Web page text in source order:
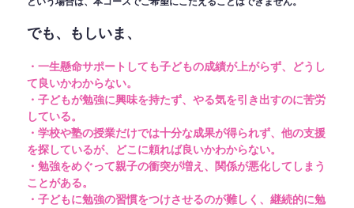
でも、もしいま、
・一生懸命サポートしても子どもの成績が上がらず、どうし
て良いかわからない。
・子どもが勉強に興味を持たず、やる気を引き出すのに苦労
している。
・学校や塾の授業だけでは十分な成果が得られず、他の支援
を探しているが、どこに頼れば良いかわからない。
・勉強をめぐって親子の衝突が増え、関係が悪化してしまう
ことがある。
・子どもに勉強の習慣をつけさせるのが難しく、継続的に勉